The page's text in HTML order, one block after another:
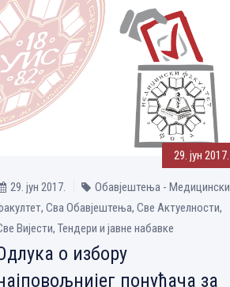
29. јун 2017.
29. јун 2017.
Обавјештења - Медицински
Сва Обавјештења, Све Aктуелности,
Вијести, Тендери и јавне набавке
о избору
понуђача за